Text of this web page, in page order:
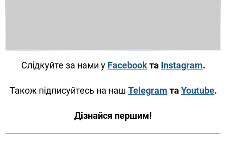
Слідкуйте за нами у Facebookта Instagram.
Також підписуйтесь на наш Telegram та Youtube.
Дізнайся першим!